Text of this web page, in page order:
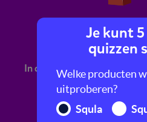
Rekenen
In deze quiz pas je allerlei
een verhaal over
Je kunt
quizzen
Welke producten
uitproberen?
Squla